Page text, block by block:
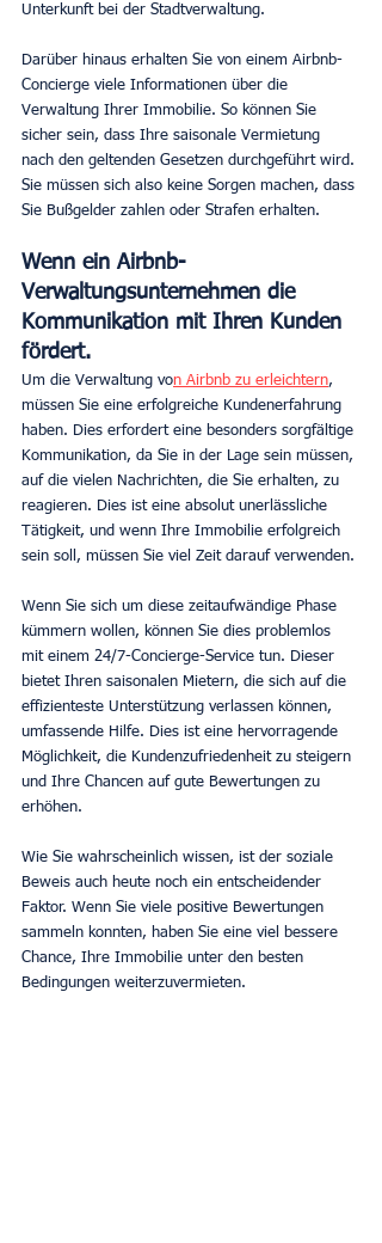
Unterkunft bei der Stadtverwaltung.
Darüber hinaus erhalten Sie von einem Airbnb-
Concierge viele Informationen über die
Verwaltung Ihrer Immobilie. So können Sie
sicher sein, dass Ihre saisonale Vermietung
nach den geltenden Gesetzen durchgeführt wird.
Sie müssen sich also keine Sorgen machen, dass
Sie Bußgelder zahlen oder Strafen erhalten.
Wenn ein Airbnb-
Verwaltungsunternehmen die
Kommunikation mit Ihren Kunden
fördert.
Um die Verwaltung von Airbnb zu erleichtern,
müssen Sie eine erfolgreiche Kundenerfahrung
haben. Dies erfordert eine besonders sorgfältige
Kommunikation, da Sie in der Lage sein müssen,
auf die vielen Nachrichten, die Sie erhalten, zu
reagieren. Dies ist eine absolut unerlässliche
Tätigkeit, und wenn Ihre Immobilie erfolgreich
sein soll, müssen Sie viel Zeit darauf verwenden.
Wenn Sie sich um diese zeitaufwändige Phase
kümmern wollen, können Sie dies problemlos
mit einem 24/7-Concierge-Service tun. Dieser
bietet Ihren saisonalen Mietern, die sich auf die
effizienteste Unterstützung verlassen können,
umfassende Hilfe. Dies ist eine hervorragende
Möglichkeit, die Kundenzufriedenheit zu steigern
und Ihre Chancen auf gute Bewertungen zu
erhöhen.
Wie Sie wahrscheinlich wissen, ist der soziale
Beweis auch heute noch ein entscheidender
Faktor. Wenn Sie viele positive Bewertungen
sammeln konnten, haben Sie eine viel bessere
Chance, Ihre Immobilie unter den besten
Bedingungen weiterzuvermieten.